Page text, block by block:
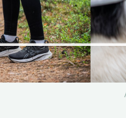
JumpaPomppa-design,
ved
✔ Vandafv...